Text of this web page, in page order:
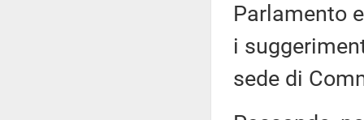
Parlamento
i
sede di